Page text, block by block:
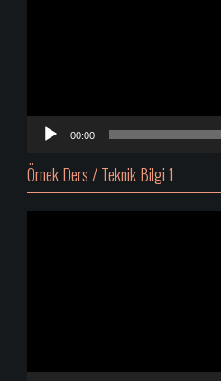
00:00
Örnek Ders / Teknik Bilgi 1